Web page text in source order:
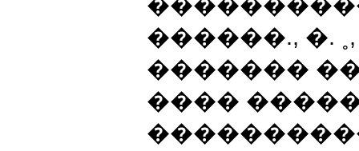
������., �.
�������
����